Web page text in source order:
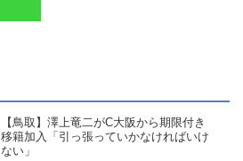
【鳥取】澤上竜二がC大阪から期限付き
移籍加入「引っ張っていかなければいけ
ない」